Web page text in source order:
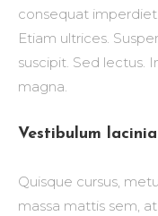
consequat
Etiam ultrices.
suscipit. Sed lectus.
magna.
Vestibulum
Quisque cursus,
massa mattis sem,